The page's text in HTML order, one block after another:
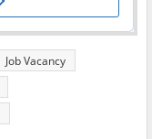
Job Vacancy